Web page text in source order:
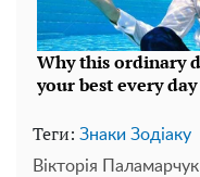
Теги: Знаки Зодіаку
Вікторія Паламарчук